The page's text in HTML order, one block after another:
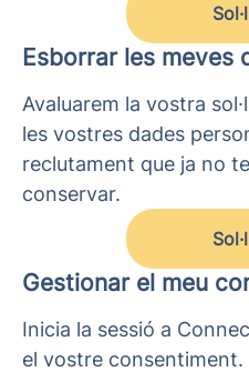
Esborrar les meves
Avaluarem la vostra
les vostres dades
reclutament que ja no
conservar.
Gestionar el meu
Inicia la sessió a
el vostre consentiment.